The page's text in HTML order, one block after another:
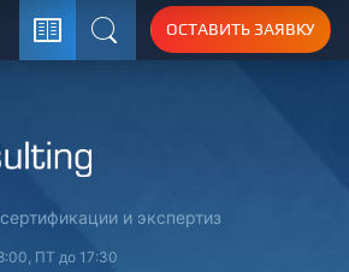
Поиск
ОСТАВИТЬ ЗАЯВКУ
сертификации и экспертиз
ПТ до 17:30